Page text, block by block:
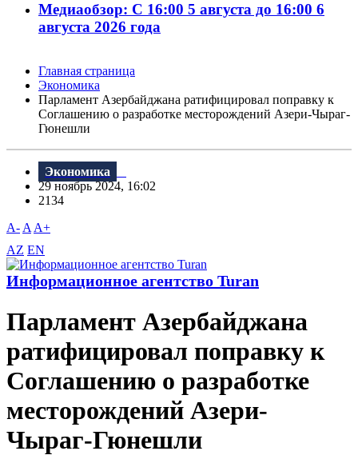
Медиаобзор: С 16:00 5 августа до 16:00 6
августа 2026 года
Главная страница
Экономика
Парламент Азербайджана ратифицировал поправку к
Соглашению о разработке месторождений Азери-Чыраг-
Гюнешли
Экономика
29 ноябрь 2024, 16:02
2134
A- A A+
AZ EN
Информационное агентство Turan
Парламент Азербайджана
ратифицировал поправку к
Соглашению о разработке
месторождений Азери-
Чыраг-Гюнешли